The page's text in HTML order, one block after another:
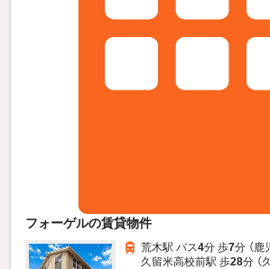
フォーゲルの賃貸物件
荒木駅 バス4分 歩7分 （鹿
久留米高校前駅 歩28分 （